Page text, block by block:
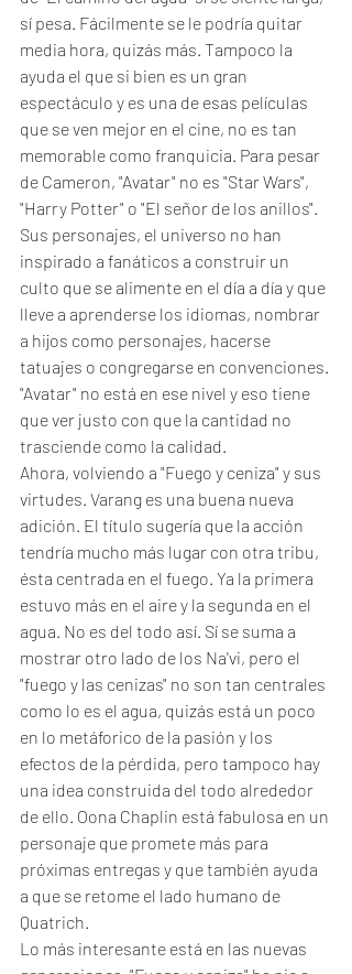
sí pesa. Fácilmente se le podría quitar
media hora, quizás más. Tampoco la
ayuda el que si bien es un gran
espectáculo y es una de esas películas
que se ven mejor en el cine, no es tan
memorable como franquicia. Para pesar
de Cameron, "Avatar" no es "Star Wars",
"Harry Potter" o "El señor de los anillos".
Sus personajes, el universo no han
inspirado a fanáticos a construir un
culto que se alimente en el día a día y que
lleve a aprenderse los idiomas, nombrar
a hijos como personajes, hacerse
tatuajes o congregarse en convenciones.
"Avatar" no está en ese nivel y eso tiene
que ver justo con que la cantidad no
trasciende como la calidad.
Ahora, volviendo a "Fuego y ceniza" y sus
virtudes. Varang es una buena nueva
adición. El título sugería que la acción
tendría mucho más lugar con otra tribu,
ésta centrada en el fuego. Ya la primera
estuvo más en el aire y la segunda en el
agua. No es del todo así. Sí se suma a
mostrar otro lado de los Na'vi, pero el
"fuego y las cenizas" no son tan centrales
como lo es el agua, quizás está un poco
en lo metáforico de la pasión y los
efectos de la pérdida, pero tampoco hay
una idea construida del todo alrededor
de ello. Oona Chaplin está fabulosa en un
personaje que promete más para
próximas entregas y que también ayuda
a que se retome el lado humano de
Quatrich.
Lo más interesante está en las nuevas